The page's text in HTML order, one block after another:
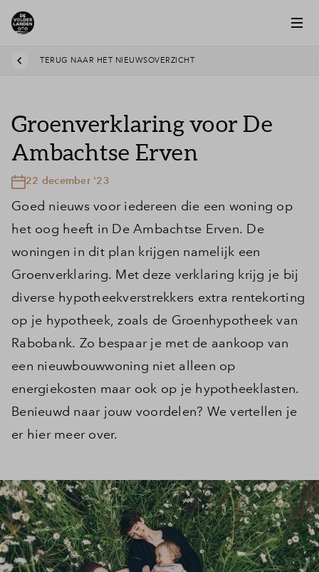
TERUG NAAR HET NIEUWSOVERZICHT
Groenverklaring voor De
Ambachtse Erven
22 december '23
Goed nieuws voor iedereen die een woning op
het oog heeft in De Ambachtse Erven. De
woningen in dit plan krijgen namelijk een
Groenverklaring. Met deze verklaring krijg je bij
diverse hypotheekverstrekkers extra rentekorting
op je hypotheek, zoals de Groenhypotheek van
Rabobank. Zo bespaar je met de aankoop van
een nieuwbouwwoning niet alleen op
energiekosten maar ook op je hypotheeklasten.
Benieuwd naar jouw voordelen? We vertellen je
er hier meer over.